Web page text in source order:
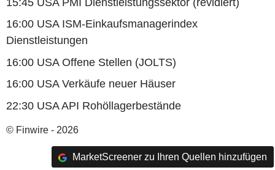
16:00 USA ISM-Einkaufsmanagerindex
Dienstleistungen
16:00 USA Offene Stellen (JOLTS)
16:00 USA Verkäufe neuer Häuser
22:30 USA API Rohöllagerbestände
© Finwire - 2026
MarketScreener zu Ihren Quellen hinzufügen